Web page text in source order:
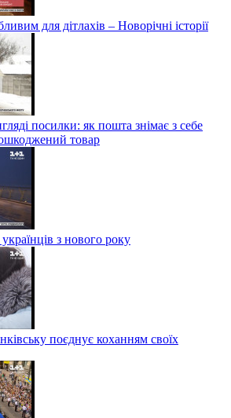
для дітлахів – Новорічні історії
посилки: як пошта знімає з себе
товар
з нового року
поєднує коханням своїх